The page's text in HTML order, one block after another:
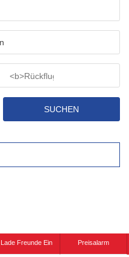
SUCHEN
Lade Freunde Ein Preisalarm